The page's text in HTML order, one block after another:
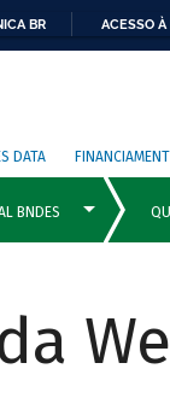
BR ACESSO À
DATA